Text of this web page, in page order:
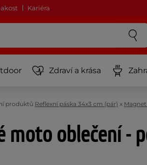
Kariéra
Zdraví a krása
produktů Reflexní páska 34x3 cm (pár) x
moto oblečení -